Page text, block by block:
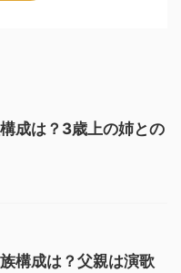
成は？3歳上の姉との
構成は？父親は演歌